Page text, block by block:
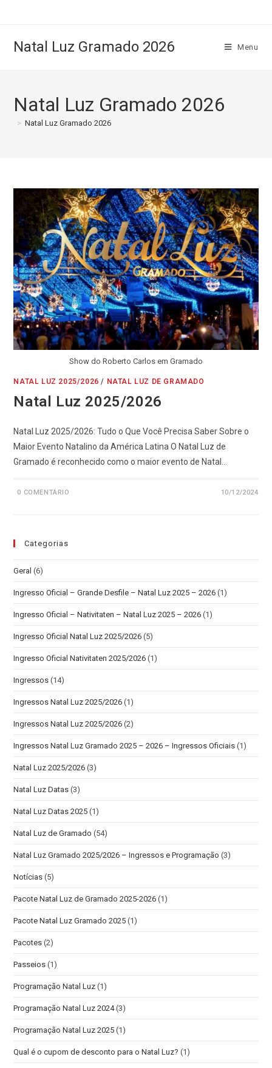
Natal Luz Gramado 2026 Menu
Natal Luz Gramado 2026
> Natal Luz Gramado 2026
Show do Roberto Carlos em Gramado
NATAL LUZ 2025/2026 / NATAL LUZ DE GRAMADO
Natal Luz 2025/2026
Natal Luz 2025/2026: Tudo o Que Você Precisa Saber Sobre o
Maior Evento Natalino da América Latina O Natal Luz de
Gramado é reconhecido como o maior evento de Natal…
0 COMENTÁRIO 10/12/2024
Categorias
Geral (6)
Ingresso Oficial – Grande Desfile – Natal Luz 2025 – 2026 (1)
Ingresso Oficial – Nativitaten – Natal Luz 2025 – 2026 (1)
Ingresso Oficial Natal Luz 2025/2026 (5)
Ingresso Oficial Nativitaten 2025/2026 (1)
Ingressos (14)
Ingressos Natal Luz 2025/2026 (1)
Ingressos Natal Luz 2025/2026 (2)
Ingressos Natal Luz Gramado 2025 – 2026 – Ingressos Oficiais (1)
Natal Luz 2025/2026 (3)
Natal Luz Datas (3)
Natal Luz Datas 2025 (1)
Natal Luz de Gramado (54)
Natal Luz Gramado 2025/2026 – Ingressos e Programação (3)
Notícias (5)
Pacote Natal Luz de Gramado 2025-2026 (1)
Pacote Natal Luz Gramado 2025 (1)
Pacotes (2)
Passeios (1)
Programação Natal Luz (1)
Programação Natal Luz 2024 (3)
Programação Natal Luz 2025 (1)
Qual é o cupom de desconto para o Natal Luz? (1)